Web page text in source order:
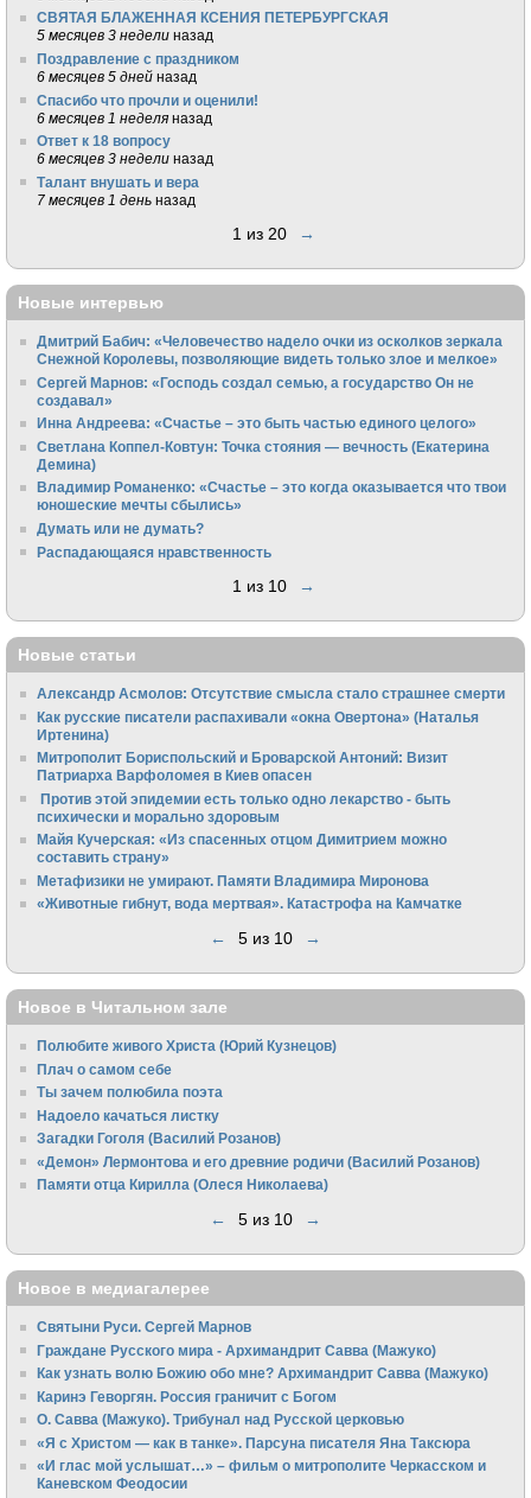
СВЯТАЯ БЛАЖЕННАЯ КСЕНИЯ ПЕТЕРБУРГСКАЯ
5 месяцев 3 недели назад
Поздравление с праздником
6 месяцев 5 дней назад
Спасибо что прочли и оценили!
6 месяцев 1 неделя назад
Ответ к 18 вопросу
6 месяцев 3 недели назад
Талант внушать и вера
7 месяцев 1 день назад
1 из 20 →
Новые интервью
Дмитрий Бабич: «Человечество надело очки из осколков зеркала
Снежной Королевы, позволяющие видеть только злое и мелкое»
Сергей Марнов: «Господь создал семью, а государство Он не
создавал»
Инна Андреева: «Счастье – это быть частью единого целого»
Светлана Коппел-Ковтун: Точка стояния — вечность (Екатерина
Демина)
Владимир Романенко: «Счастье – это когда оказывается что твои
юношеские мечты сбылись»
Думать или не думать?
Распадающаяся нравственность
1 из 10 →
Новые статьи
Александр Асмолов: Отсутствие смысла стало страшнее смерти
Как русские писатели распахивали «окна Овертона» (Наталья
Иртенина)
Митрополит Бориспольский и Броварской Антоний: Визит
Патриарха Варфоломея в Киев опасен
Против этой эпидемии есть только одно лекарство - быть
психически и морально здоровым
Майя Кучерская: «Из спасенных отцом Димитрием можно
составить страну»
Метафизики не умирают. Памяти Владимира Миронова
«Животные гибнут, вода мертвая». Катастрофа на Камчатке
← 5 из 10 →
Новое в Читальном зале
Полюбите живого Христа (Юрий Кузнецов)
Плач о самом себе
Ты зачем полюбила поэта
Надоело качаться листку
Загадки Гоголя (Василий Розанов)
«Демон» Лермонтова и его древние родичи (Василий Розанов)
Памяти отца Кирилла (Олеся Николаева)
← 5 из 10 →
Новое в медиагалерее
Святыни Руси. Сергей Марнов
Граждане Русского мира - Архимандрит Савва (Мажуко)
Как узнать волю Божию обо мне? Архимандрит Савва (Мажуко)
Каринэ Геворгян. Россия граничит с Богом
О. Савва (Мажуко). Трибунал над Русской церковью
«Я с Христом — как в танке». Парсуна писателя Яна Таксюра
«И глас мой услышат…» – фильм о митрополите Черкасском и
Каневском Феодосии